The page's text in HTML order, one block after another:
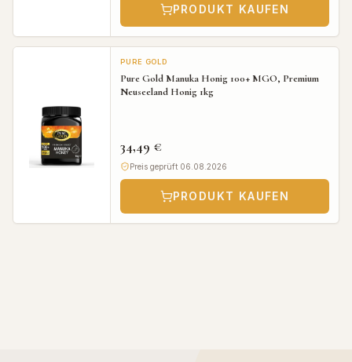
PRODUKT KAUFEN
PURE GOLD
Pure Gold Manuka Honig 100+ MGO, Premium
Neuseeland Honig 1kg
34,49 €
Preis geprüft 06.08.2026
PRODUKT KAUFEN